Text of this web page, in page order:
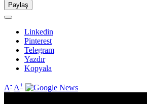
Paylaş
Linkedin
Pinterest
Telegram
Yazdır
Kopyala
A- A+